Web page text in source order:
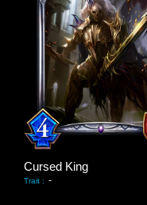
Cursed King
Trait : -